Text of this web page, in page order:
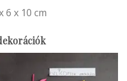
6 x 10 cm